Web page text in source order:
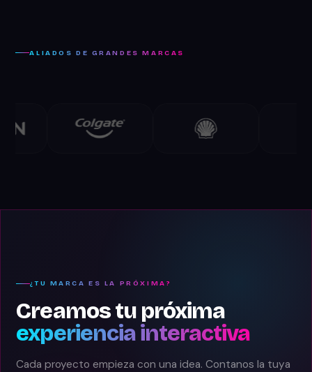
ALIADOS DE GRANDES MARCAS
¿TU MARCA ES LA PRÓXIMA?
Creamos tu próxima
experiencia interactiva
Cada proyecto empieza con una idea. Contanos la tuya